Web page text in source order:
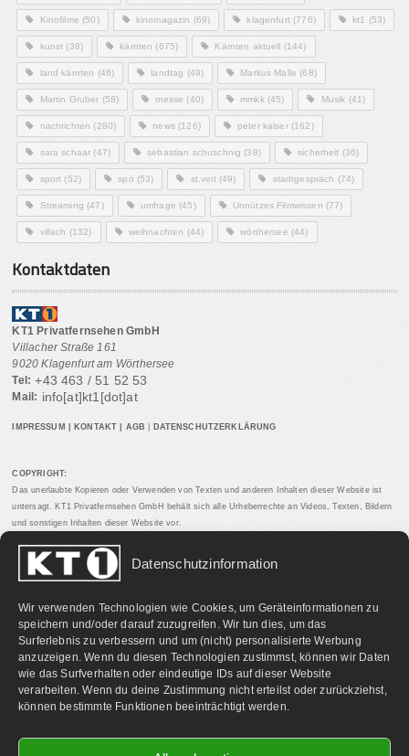
Datenschutzinformation
Wir verwenden Technologien wie Cookies, um Geräteinformationen zu
speichern und/oder darauf zuzugreifen. Wir tun dies, um das
Surferlebnis zu verbessern und um (nicht) personalisierte Werbung
anzuzeigen. Wenn du diesen Technologien zustimmst, können wir Daten
wie das Surfverhalten oder eindeutige IDs auf dieser Website
verarbeiten. Wenn du deine Zustimmung nicht erteilst oder zurückziehst,
können bestimmte Funktionen beeinträchtigt werden.
Kinofilme (50) kinomagazin (69) klagenfurt(776) kt1 (53)
kunst (38) kärnten (675) Kärnten aktuell (144)
land kärnten (46) landtag (49) Markus Malle (68)
Martin Gruber (58) messe (40) mmkk(45) Musik (41)
nachrichten (280) news(126) peter kaiser(162)
sara schaar (47) sebastian schuschnig (38) sicherheit (36)
sport (52) spö (53) st.veit(49) stadtgespräch (74)
Streaming (47) umfrage (45) Unnützes Filmwissen (77)
villach (132) weihnachten (44) wörthersee (44)
Kontaktdaten
KT1 Privatfernsehen GmbH
Villacher Straße 161
9020 Klagenfurt am Wörthersee
Tel: +43 463 / 51 52 53
Mail: info[at]kt1[dot]at
IMPRESSUM KONTAKT AGB DATENSCHUTZERKLÄRUNG
COPYRIGHT:
Das unerlaubte Kopieren oder Verwenden von Texten und anderen Inhalten dieser Website ist
untersagt. KT1 Privatfernsehen GmbH behält sich alle Urheberrechte an Videos, Texten, Bildern
und sonstigen Inhalten dieser Website vor.
PARTNERLINKS: